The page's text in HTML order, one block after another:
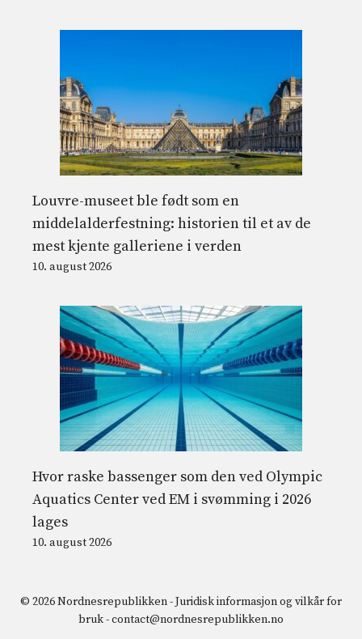
Louvre-museet ble født som en
middelalderfestning: historien til et av de
mest kjente galleriene i verden
10. august 2026
Hvor raske bassenger som den ved Olympic
Aquatics Center ved EM i svømming i 2026
lages
10. august 2026
© 2026 Nordnesrepublikken -Juridisk informasjon og vilkår for
bruk-contact@nordnesrepublikken.no